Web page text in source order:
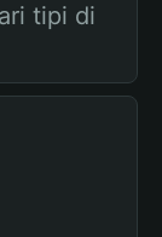
tipi di